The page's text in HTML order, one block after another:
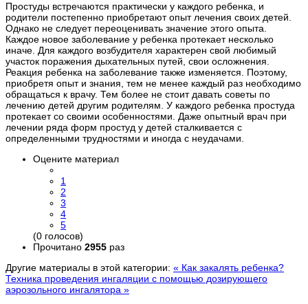
Простуды встречаются практически у каждого ребенка, и
родители постепенно приобретают опыт лечения своих детей.
Однако не следует переоценивать значение этого опыта.
Каждое новое заболевание у ребенка протекает несколько
иначе. Для каждого возбудителя характерен свой любимый
участок поражения дыхательных путей, свои осложнения.
Реакция ребенка на заболевание также изменяется. Поэтому,
приобретя опыт и знания, тем не менее каждый раз необходимо
обращаться к врачу. Тем более не стоит давать советы по
лечению детей другим родителям. У каждого ребенка простуда
протекает со своими особенностями. Даже опытный врач при
лечении ряда форм простуд у детей сталкивается с
определенными трудностями и иногда с неудачами.
Оцените материал
1
2
3
4
5
(0 голосов)
Прочитано 2955 раз
Другие материалы в этой категории: « Как закалять ребенка?
Техника проведения ингаляции с помощью дозирующего
аэрозольного ингалятора »